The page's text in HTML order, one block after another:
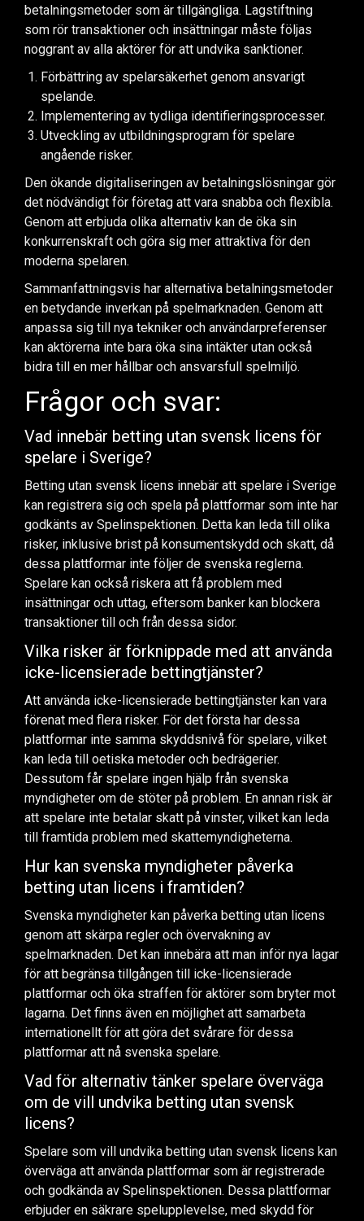
betalningsmetoder som är tillgängliga. Lagstiftning
som rör transaktioner och insättningar måste följas
noggrant av alla aktörer för att undvika sanktioner.
Förbättring av spelarsäkerhet genom ansvarigt
spelande.
Implementering av tydliga identifieringsprocesser.
Utveckling av utbildningsprogram för spelare
angående risker.
Den ökande digitaliseringen av betalningslösningar gör
det nödvändigt för företag att vara snabba och flexibla.
Genom att erbjuda olika alternativ kan de öka sin
konkurrenskraft och göra sig mer attraktiva för den
moderna spelaren.
Sammanfattningsvis har alternativa betalningsmetoder
en betydande inverkan på spelmarknaden. Genom att
anpassa sig till nya tekniker och användarpreferenser
kan aktörerna inte bara öka sina intäkter utan också
bidra till en mer hållbar och ansvarsfull spelmiljö.
Frågor och svar:
Vad innebär betting utan svensk licens för
spelare i Sverige?
Betting utan svensk licens innebär att spelare i Sverige
kan registrera sig och spela på plattformar som inte har
godkänts av Spelinspektionen. Detta kan leda till olika
risker, inklusive brist på konsumentskydd och skatt, då
dessa plattformar inte följer de svenska reglerna.
Spelare kan också riskera att få problem med
insättningar och uttag, eftersom banker kan blockera
transaktioner till och från dessa sidor.
Vilka risker är förknippade med att använda
icke-licensierade bettingtjänster?
Att använda icke-licensierade bettingtjänster kan vara
förenat med flera risker. För det första har dessa
plattformar inte samma skyddsnivå för spelare, vilket
kan leda till oetiska metoder och bedrägerier.
Dessutom får spelare ingen hjälp från svenska
myndigheter om de stöter på problem. En annan risk är
att spelare inte betalar skatt på vinster, vilket kan leda
till framtida problem med skattemyndigheterna.
Hur kan svenska myndigheter påverka
betting utan licens i framtiden?
Svenska myndigheter kan påverka betting utan licens
genom att skärpa regler och övervakning av
spelmarknaden. Det kan innebära att man inför nya lagar
för att begränsa tillgången till icke-licensierade
plattformar och öka straffen för aktörer som bryter mot
lagarna. Det finns även en möjlighet att samarbeta
internationellt för att göra det svårare för dessa
plattformar att nå svenska spelare.
Vad för alternativ tänker spelare överväga
om de vill undvika betting utan svensk
licens?
Spelare som vill undvika betting utan svensk licens kan
överväga att använda plattformar som är registrerade
och godkända av Spelinspektionen. Dessa plattformar
erbjuder en säkrare spelupplevelse, med skydd för